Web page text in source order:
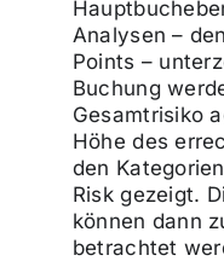
Analysen –
Points –
Buchung
Gesamtrisiko
Höhe des
den
Risk gezeigt.
können dann
betrachtet